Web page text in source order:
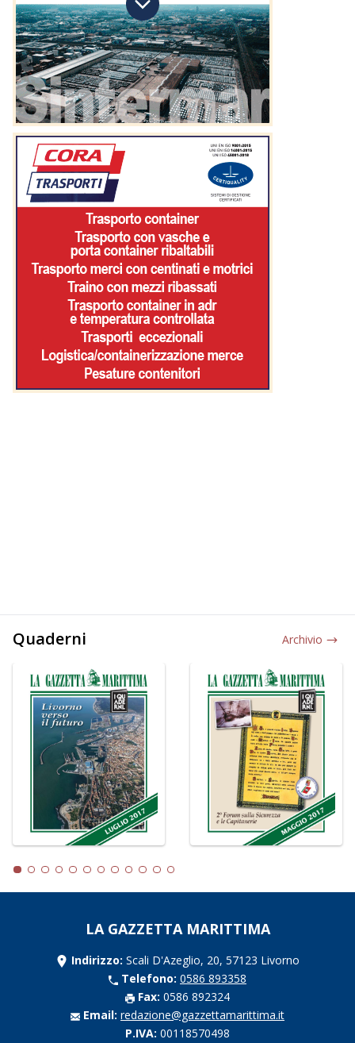
Quaderni Archivio
LA GAZZETTA MARITTIMA
Indirizzo: Scali D'Azeglio, 20, 57123 Livorno
Telefono: 0586 893358
Fax: 0586 892324
Email: redazione@gazzettamarittima.it
P.IVA: 00118570498